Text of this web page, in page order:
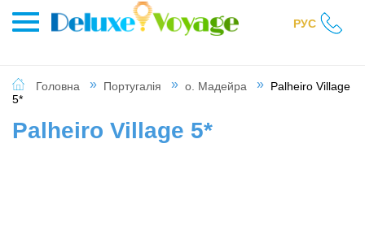
РУС
Головна Португалія о. Мадейра
Palheiro Village
5*
Palheiro Village 5*